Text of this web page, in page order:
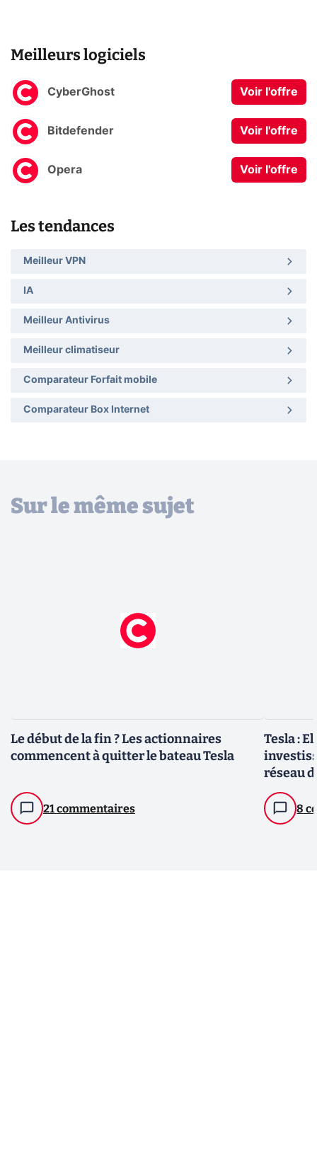
Meilleurs logiciels
CyberGhost Voir l'offre
Bitdefender Voir l'offre
Opera Voir l'offre
Les tendances
Meilleur VPN
IA
Meilleur Antivirus
Meilleur climatiseur
Comparateur Forfait mobile
Comparateur Box Internet
Sur le même sujet
Le début de la fin ? Les actionnaires
commencent à quitter le bateau Tesla
21 commentaires
Tesla :
réseau
8